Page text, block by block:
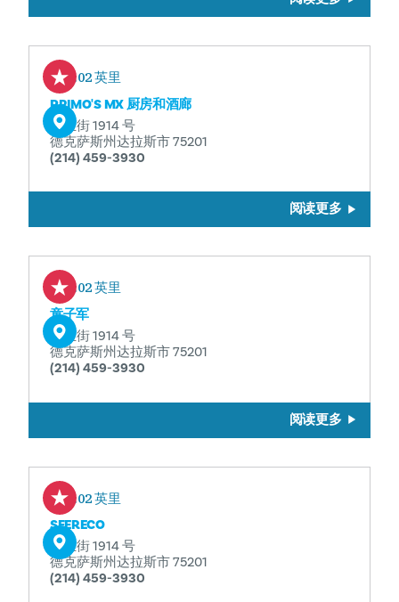
0.02 英里
PRIMO'S MX 厨房和酒廊
商业街 1914 号
德克萨斯州达拉斯市 75201
(214) 459-3930
阅读更多
0.02 英里
童子军
商业街 1914 号
德克萨斯州达拉斯市 75201
(214) 459-3930
阅读更多
0.02 英里
SFERECO
商业街 1914 号
德克萨斯州达拉斯市 75201
(214) 459-3930